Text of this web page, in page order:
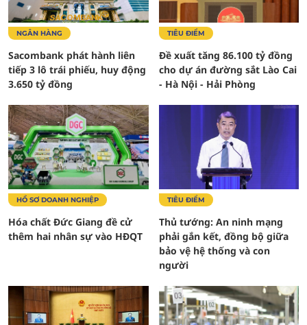
NGÂN HÀNG
Sacombank phát hành liên
tiếp 3 lô trái phiếu, huy động
3.650 tỷ đồng
TIÊU ĐIỂM
Đề xuất tăng 86.100 tỷ đồng
cho dự án đường sắt Lào Cai
- Hà Nội - Hải Phòng
HỒ SƠ DOANH NGHIỆP
Hóa chất Đức Giang đề cử
thêm hai nhân sự vào HĐQT
TIÊU ĐIỂM
Thủ tướng: An ninh mạng
phải gắn kết, đồng bộ giữa
bảo vệ hệ thống và con
người